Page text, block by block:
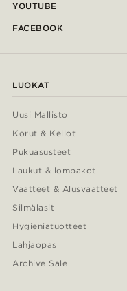
YOUTUBE
FACEBOOK
LUOKAT
Uusi Mallisto
Korut & Kellot
Pukuasusteet
Laukut & lompakot
Vaatteet & Alusvaatteet
Silmälasit
Hygieniatuotteet
Lahjaopas
Archive Sale